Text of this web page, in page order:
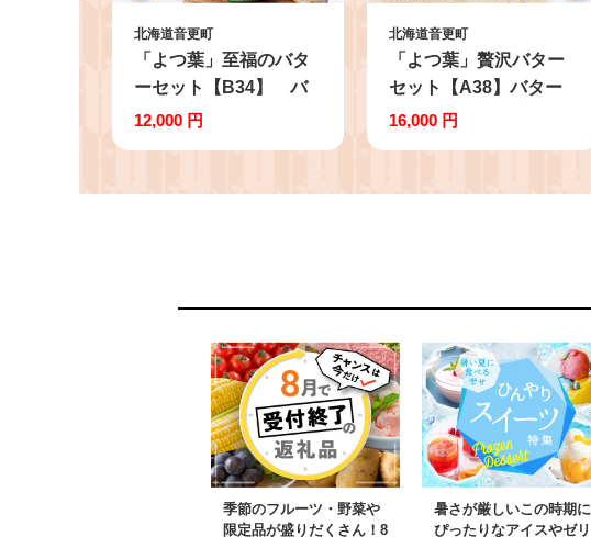
北海道音更町
「よつ葉」至福のバタ
ーセット【B34】 バ
ター よつ葉バター 発酵
冷蔵 北海道 音更町
12,000 円
北海道音更町
「よつ葉」贅沢バター
セット【A38】バター
よつ葉バター 限定バタ
まわりオイル 詰め合わ
16,000 円
季節のフルーツ・野菜や
限定品が盛りだくさん！8
暑さが厳しいこの時期に
ぴったりなアイスやゼリ